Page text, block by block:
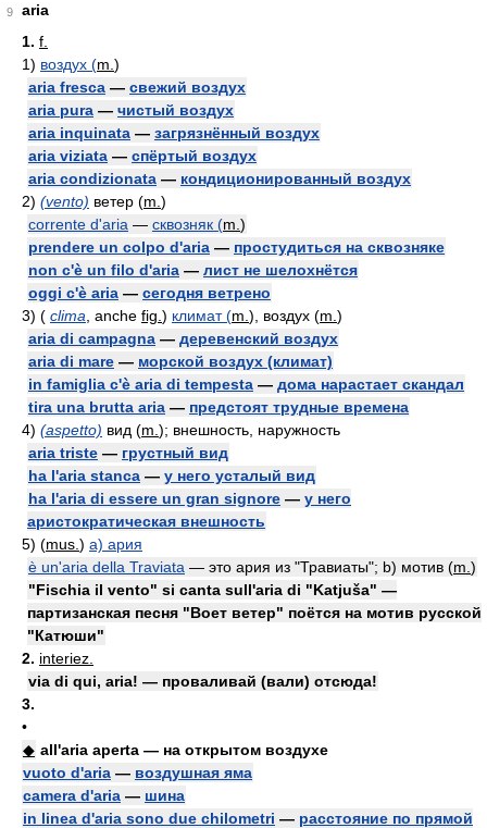
9
aria
1. f.
1) воздух (m. )
aria fresca — свежий воздух
aria pura — чистый воздух
aria inquinata — загрязнённый воздух
aria viziata — спёртый воздух
aria condizionata — кондиционированный воздух
2) (vento) ветер (m. )
corrente d'aria — сквозняк (m. )
prendere un colpo d'aria — простудиться на сквозняке
non c'è un filo d'aria — лист не шелохнётся
oggi c'è aria — сегодня ветрено
3) ( clima , anche fig. ) климат (m. ), воздух (m. )
aria di campagna — деревенский воздух
aria di mare — морской воздух (климат)
in famiglia c'è aria di tempesta — дома нарастает скандал
tira una brutta aria — предстоят трудные времена
4) (aspetto) вид (m. ); внешность, наружность
aria triste — грустный вид
ha l'aria stanca — у него усталый вид
ha l'aria di essere un gran signore — у него
аристократическая внешность
5) (mus. ) a) ария
è un'aria della Traviata — это ария из "Травиаты"; b) мотив (m. )
"Fischia il vento" si canta sull'aria di "Katjuša" —
партизанская песня "Воет ветер" поётся на мотив русской
"Катюши"
2. interiez.
via di qui, aria! — проваливай (вали) отсюда!
3.
•
◆ all'aria aperta — на открытом воздухе
vuoto d'aria — воздушная яма
camera d'aria — шина
in linea d'aria sono due chilometri — расстояние по прямой